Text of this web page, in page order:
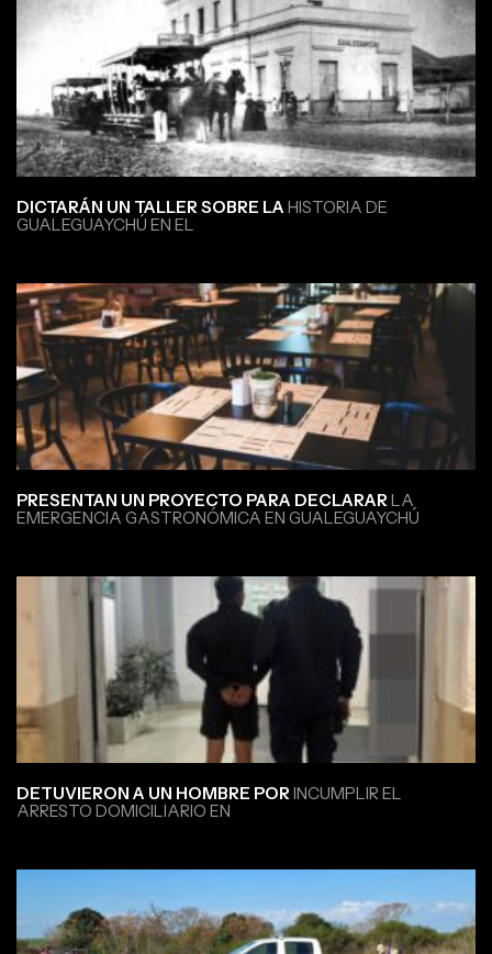
DICTARÁN UN TALLER SOBRE LA HISTORIA DE
GUALEGUAYCHÚ EN EL
PRESENTAN UN PROYECTO PARA DECLARARLA
EMERGENCIA GASTRONÓMICA EN GUALEGUAYCHÚ
DETUVIERON A UN HOMBRE PORINCUMPLIR EL
ARRESTO DOMICILIARIO EN